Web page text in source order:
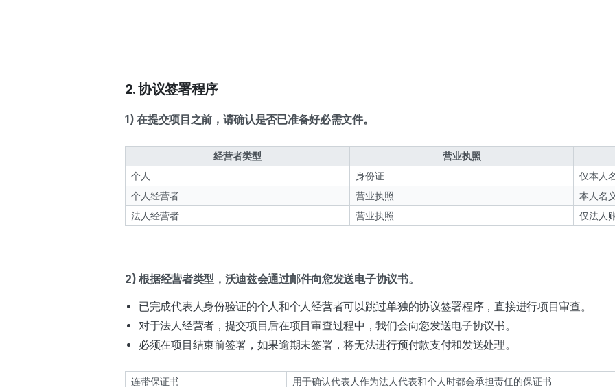
2. 协议签署程序
1) 在提交项目之前，请确认是否已准备好必需文件。
经营者类型 营业执照
个人
身份证
仅本人
个人经营者
营业执照
本人名
法人经营者
营业执照 仅法人
2) 根据经营者类型，沃迪兹会通过邮件向您发送电子协议书。
已完成代表人身份验证的个人和个人经营者可以跳过单独的协议签署程序，直接进行项目审查。
对于法人经营者，提交项目后在项目审查过程中，我们会向您发送电子协议书。
必须在项目结束前签署，如果逾期未签署，将无法进行预付款支付和发送处理。
连带保证书
用于确认代表人作为法人代表和个人时都会承担责任的保证书